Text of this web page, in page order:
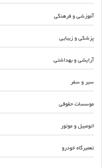
آموزشی و فرهنگی
پزشکی و زیبایی
آرایشی و بهداشتی
سیر و سفر
موسسات حقوقی
اتومبیل و موتور
تعمیرگاه خودرو